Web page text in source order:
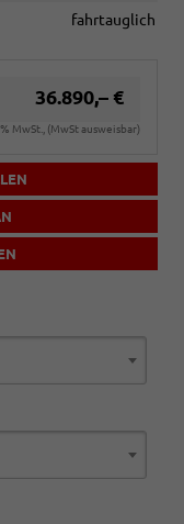
fahrtauglich
36.890,– €
MwSt., (MwSt ausweisbar)